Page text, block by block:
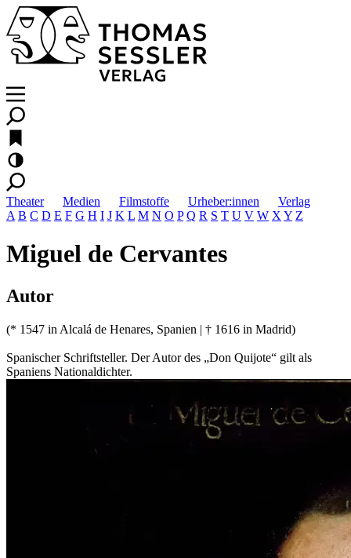
Theater Medien Filmstoffe Urheber:innen
Verlag
A B C D E F G H I J K L M N O P Q R S T U V W X Y Z
Miguel de Cervantes
Autor
(* 1547 in Alcalá de Henares, Spanien | † 1616 in Madrid)
Spanischer Schriftsteller. Der Autor des „Don Quijote“ gilt als
Spaniens Nationaldichter.